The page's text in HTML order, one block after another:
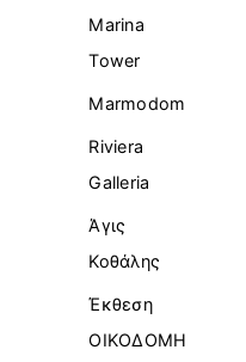
Marina
Tower
Marmodom
Riviera
Galleria
Άγις
Κοθάλης
Έκθεση
ΟΙΚΟΔΟΜΗ